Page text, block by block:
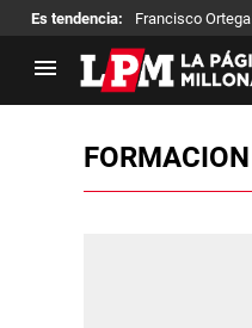
Es tendencia: Francisco
LIGA